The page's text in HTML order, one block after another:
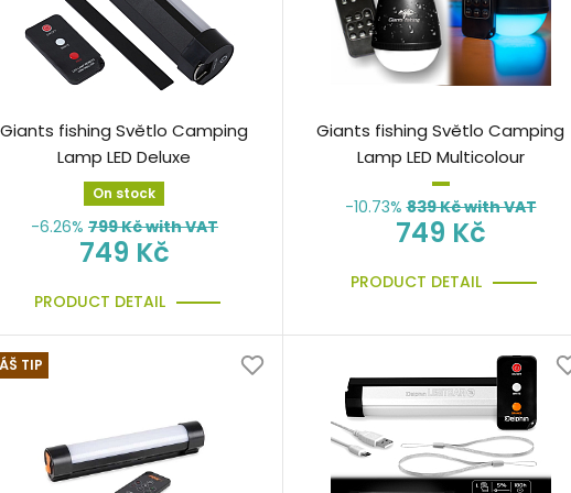
Giants fishing Světlo Camping
Lamp LED Deluxe
On stock
-6.26% 799Kč with VAT
749 Kč
PRODUCT DETAIL
Giants fishing Světlo Camping
Lamp LED Multicolour
-10.73% 839Kč with VAT
749 Kč
PRODUCT DETAIL
TIP